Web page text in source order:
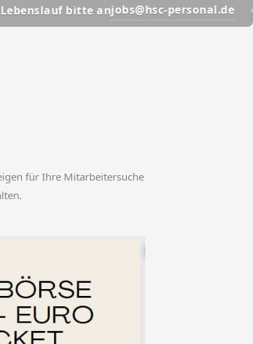
bitte anjobs@hsc-personal.de 📩
für Ihre Mitarbeitersuche